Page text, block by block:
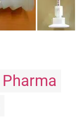
Pharma